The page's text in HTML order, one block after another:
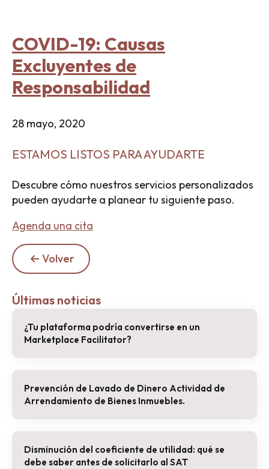
COVID-19: Causas
Excluyentes de
Responsabilidad
28 mayo, 2020
ESTAMOS LISTOS PARA AYUDARTE
Descubre cómo nuestros servicios personalizados
pueden ayudarte a planear tu siguiente paso.
Agenda una cita
Volver
Últimas noticias
¿Tu plataforma podría convertirse en un
Marketplace Facilitator?
Prevención de Lavado de Dinero Actividad de
Arrendamiento de Bienes Inmuebles.
Disminución del coeficiente de utilidad: qué se
debe saber antes de solicitarlo al SAT